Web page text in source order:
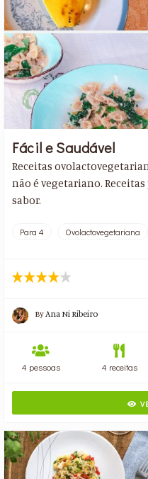
Fácil e Saudável
Receitas
não é vegetariano.
sabor.
Para 4 Ovolactovegetariana
By Ana Ni Ribeiro
4 pessoas 4 receitas